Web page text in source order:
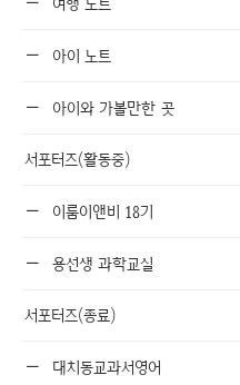
아이 노트
아이와 가볼만한 곳
서포터즈(활동중)
이룸이앤비 18기
용선생 과학교실
서포터즈(종료)
대치동교과서영어